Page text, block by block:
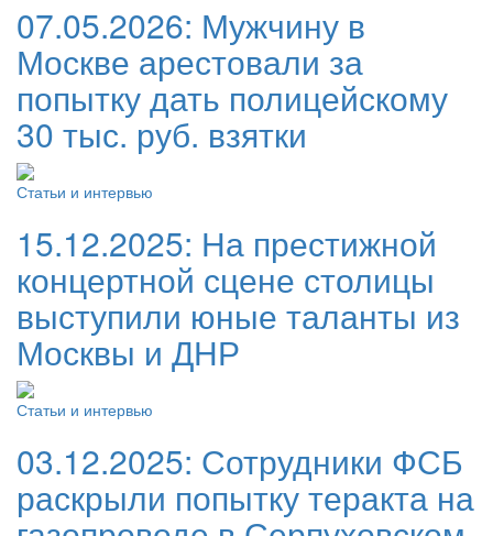
07.05.2026: Мужчину в
Москве арестовали за
попытку дать полицейскому
30 тыс. руб. взятки
Статьи и интервью
15.12.2025: На престижной
концертной сцене столицы
выступили юные таланты из
Москвы и ДНР
Статьи и интервью
03.12.2025: Сотрудники ФСБ
раскрыли попытку теракта на